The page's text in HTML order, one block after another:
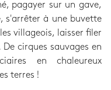
pagayer sur un gave,
s'arrêter à une buvette
villageois, laisser filer
cirques sauvages en
en chaleureux
terres !